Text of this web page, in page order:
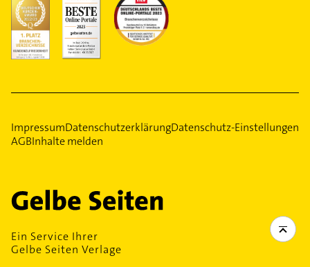
ImpressumDatenschutzerklärungDatenschutz-Einstellungen
AGBInhalte melden
Ein Service Ihrer
Gelbe Seiten Verlage